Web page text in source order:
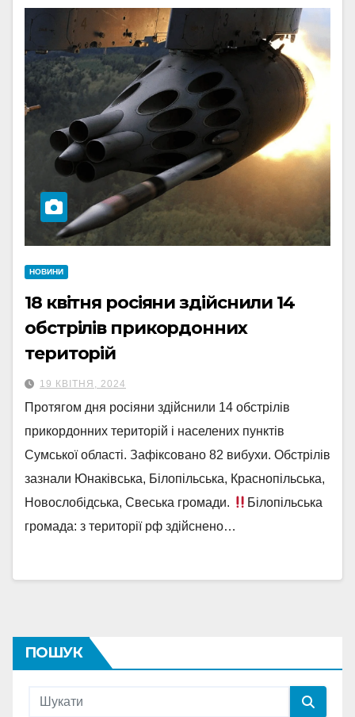
НОВИНИ
18 квітня росіяни здійснили 14
обстрілів прикордонних
територій
19 КВІТНЯ, 2024
Протягом дня росіяни здійснили 14 обстрілів
прикордонних територій і населених пунктів
Сумської області. Зафіксовано 82 вибухи. Обстрілів
зазнали Юнаківська, Білопільська, Краснопільська,
Новослобідська, Свеська громади.
Білопільська
громада: з території рф здійснено…
ПОШУК